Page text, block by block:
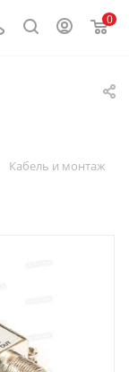
0
Кабель и монтаж